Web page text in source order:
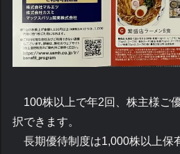
100株以上で年2回、株主様ご
択できます。
長期優待制度は1,000株以上保